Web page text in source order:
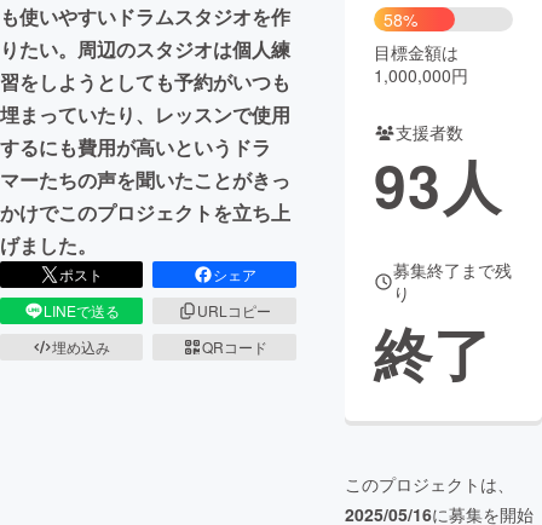
CAMPFIRE for Social Good
CAMPFIRE Creation
CAMPFIREふるさと納税machi-ya コミュニティ
も使いやすいドラムスタジオを作
りたい。周辺のスタジオは個人練
習をしようとしても予約がいつも
埋まっていたり、レッスンで使用
するにも費用が高いというドラ
マーたちの声を聞いたことがきっ
かけでこのプロジェクトを立ち上
げました。
ポスト
シェア
LINEで送る
URLコピー
埋め込み
QRコード
58%
目標金額は
1,000,000円
支援者数
93人
募集終了まで残
り
終了
このプロジェクトは、
2025/05/16に募集を開始